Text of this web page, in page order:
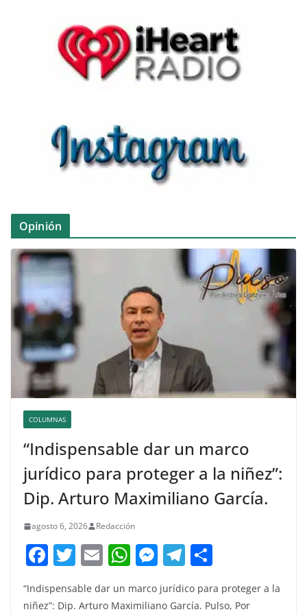
Opinión
COLUMNAS
“Indispensable dar un marco
jurídico para proteger a la niñez”:
Dip. Arturo Maximiliano García.
agosto 6, 2026 Redacción
F
c
T
w
itt
E
ai
W
at
M
e
ss
T
e m
“Indispensable dar un marco jurídico para proteger a la
niñez”: Dip. Arturo Maximiliano García. Pulso, Por